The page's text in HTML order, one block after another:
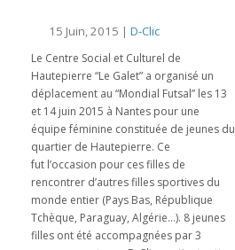
15 Juin, 2015 | D-Clic
Le Centre Social et Culturel de
Hautepierre “Le Galet” a organisé un
déplacement au “Mondial Futsal” les 13
et 14 juin 2015 à Nantes pour une
équipe féminine constituée de jeunes du
quartier de Hautepierre. Ce
fut l’occasion pour ces filles de
rencontrer d’autres filles sportives du
monde entier (Pays Bas, République
Tchèque, Paraguay, Algérie…). 8 jeunes
filles ont été accompagnées par 3